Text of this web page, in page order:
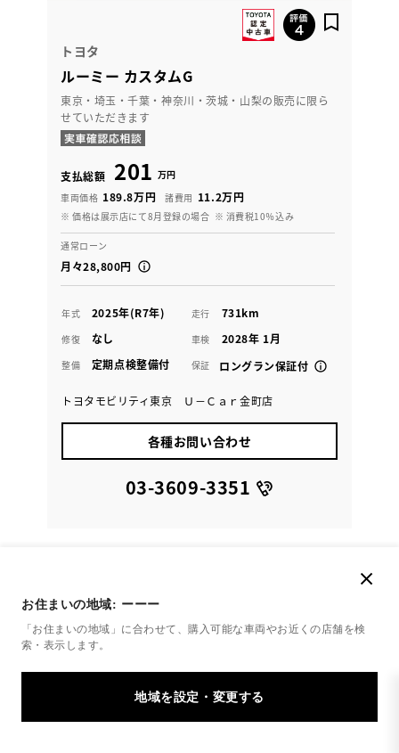
お住まいの地域: ーーー
「お住まいの地域」に合わせて、購入可能な車両やお近くの店舗を検
索・表示します。
トヨタ
ルーミー カスタムG
東京・埼玉・千葉・神奈川・茨城・山梨の販売に限ら
せていただきます
支払総額 201 万円
車両価格 189.8万円 諸費用 11.2万円
※ 価格は展示店にて8月登録の場合 ※ 消費税10％込み
通常ローン
月々28,800円
年式 2025年(R7年) 走行 731km
修復 なし 車検 2028年 1月
整備 定期点検整備付 保証 ロングラン保証付
トヨタモビリティ東京 Ｕ－Ｃａｒ金町店
各種お問い合わせ
03-3609-3351